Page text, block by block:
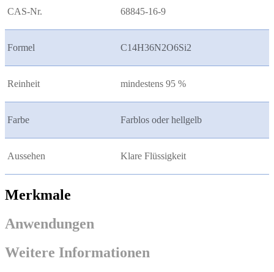
CAS-Nr. 68845-16-9
Formel C14H36N2O6Si2
Reinheit mindestens 95 %
Farbe Farblos oder hellgelb
Aussehen Klare Flüssigkeit
Merkmale
Anwendungen
Weitere Informationen